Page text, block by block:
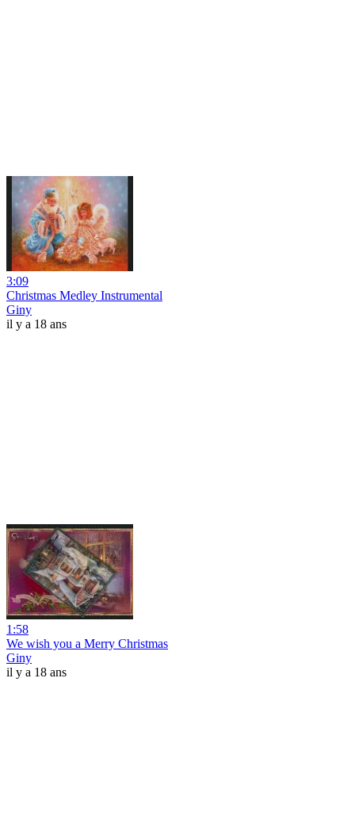
3:09
Christmas Medley Instrumental
Giny
il y a 18 ans
1:58
We wish you a Merry Christmas
Giny
il y a 18 ans